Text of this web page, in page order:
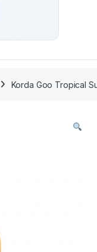
Korda Goo Tropical